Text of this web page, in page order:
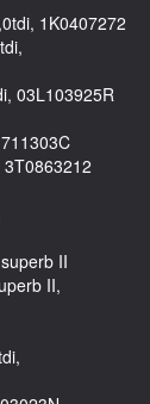
1K0407272
03L103925R
II
II,